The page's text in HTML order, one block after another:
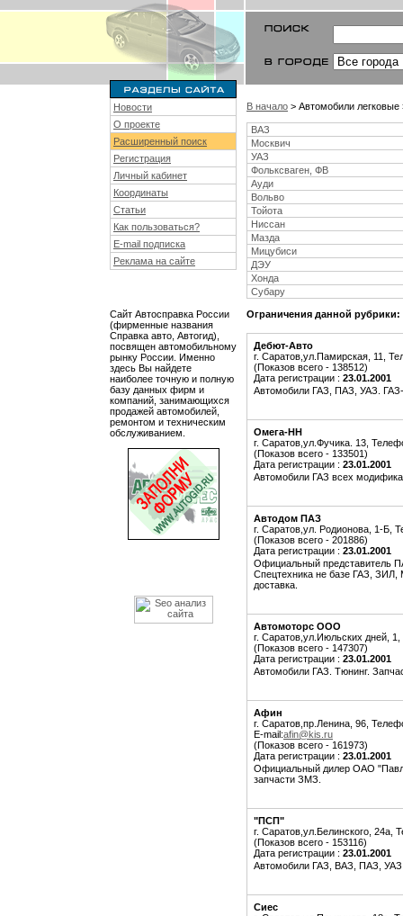
Новости
О проекте
Расширенный поиск
Регистрация
Личный кабинет
Координаты
Статьи
Как пользоваться?
E-mail подписка
Реклама на сайте
Сайт Автосправка России
(фирменные названия
Справка авто, Автогид),
посвящен автомобильному
рынку России. Именно
здесь Вы найдете
наиболее точную и полную
базу данных фирм и
компаний, занимающихся
продажей автомобилей,
ремонтом и техническим
обслуживанием.
В начало > Автомобили легковые
ВАЗ
Москвич
УАЗ
Фольксваген, ФВ
Ауди
Вольво
Тойота
Ниссан
Мазда
Мицубиси
ДЭУ
Хонда
Субару
Ограничения данной рубрики:
Дебют-Авто
г. Саратов,ул.Памирская, 11,
(Показов всего - 138512)
Дата регистрации : 23.01.2001
Автомобили ГАЗ, ПАЗ, УАЗ.
Омега-НН
г. Саратов,ул.Фучика. 13,
(Показов всего - 133501)
Дата регистрации : 23.01.2001
Автомобили ГАЗ всех
Автодом ПАЗ
г. Саратов,ул. Родионова, 1-Б,
(Показов всего - 201886)
Дата регистрации : 23.01.2001
Официальный представитель
Спецтехника не базе ГАЗ, ЗИЛ,
доставка.
Автомоторс ООО
г. Саратов,ул.Июльских дней,
(Показов всего - 147307)
Дата регистрации : 23.01.2001
Автомобили ГАЗ. Тюнинг.
Афин
г. Саратов,пр.Ленина, 96,
E-mail:afin@kis.ru
(Показов всего - 161973)
Дата регистрации : 23.01.2001
Официальный дилер ОАО
запчасти ЗМЗ.
"ПСП"
г. Саратов,ул.Белинского, 24а,
(Показов всего - 153116)
Дата регистрации : 23.01.2001
Автомобили ГАЗ, ВАЗ, ПАЗ,
Сиес